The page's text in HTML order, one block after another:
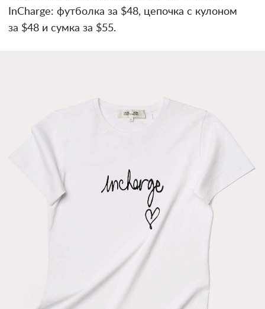
InCharge: футболка за $48, цепочка с кулоном
за $48 и сумка за $55.